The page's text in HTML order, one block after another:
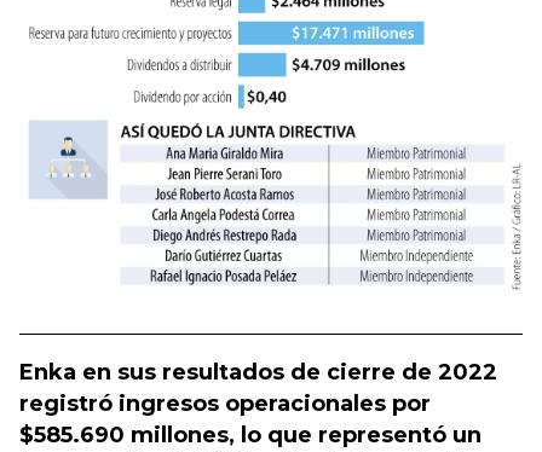
Enka en sus resultados de cierre de 2022
registró ingresos operacionales por
$585.690 millones, lo que representó un